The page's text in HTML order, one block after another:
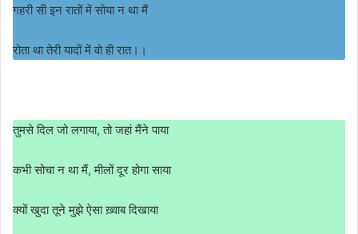
गहरी सी इन रातों में सोया न था मैं
रोता था तेरी यादों में वो ही रात।।
तुमसे दिल जो लगाया, तो जहां मैंने पाया
कभी सोचा न था मैं, मीलों दूर होगा साया
क्यों खुदा तूने मुझे ऐसा ख़्वाब दिखाया